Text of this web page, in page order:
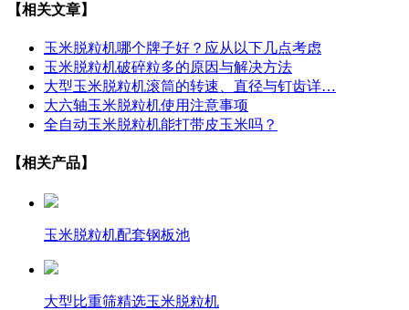
【相关文章】
玉米脱粒机哪个牌子好？应从以下几点考虑
玉米脱粒机破碎粒多的原因与解决方法
大型玉米脱粒机滚筒的转速、直径与钉齿详…
大六轴玉米脱粒机使用注意事项
全自动玉米脱粒机能打带皮玉米吗？
【相关产品】
玉米脱粒机配套钢板池
大型比重筛精选玉米脱粒机